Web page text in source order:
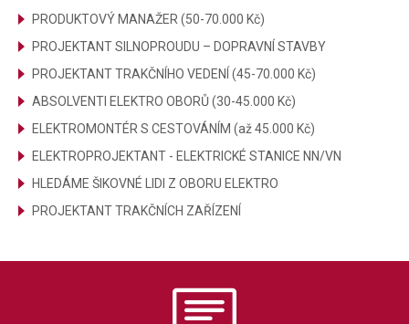
PRODUKTOVÝ MANAŽER (50-70.000 Kč)
PROJEKTANT SILNOPROUDU – DOPRAVNÍ STAVBY
PROJEKTANT TRAKČNÍHO VEDENÍ (45-70.000 Kč)
ABSOLVENTI ELEKTRO OBORŮ (30-45.000 Kč)
ELEKTROMONTÉR S CESTOVÁNÍM (až 45.000 Kč)
ELEKTROPROJEKTANT - ELEKTRICKÉ STANICE NN/VN
HLEDÁME ŠIKOVNÉ LIDI Z OBORU ELEKTRO
PROJEKTANT TRAKČNÍCH ZAŘÍZENÍ